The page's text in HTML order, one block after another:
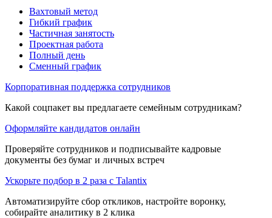
Вахтовый метод
Гибкий график
Частичная занятость
Проектная работа
Полный день
Сменный график
Корпоративная поддержка сотрудников
Какой соцпакет вы предлагаете семейным сотрудникам?
Оформляйте кандидатов онлайн
Проверяйте сотрудников и подписывайте кадровые
документы без бумаг и личных встреч
Ускорьте подбор в 2 раза с Talantix
Автоматизируйте сбор откликов, настройте воронку,
собирайте аналитику в 2 клика